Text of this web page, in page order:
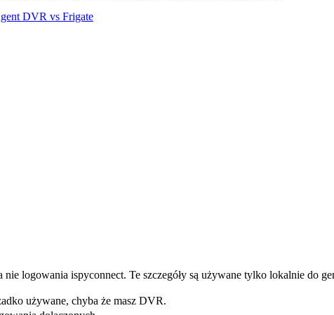
DVR vs Frigate
logowania ispyconnect. Te szczegóły są używane tylko lokalnie do
używane, chyba że masz DVR.